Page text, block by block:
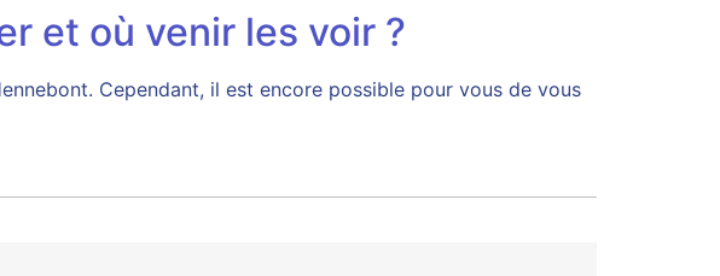
et où venir les voir ?
Cependant, il est encore possible pour vous de vous